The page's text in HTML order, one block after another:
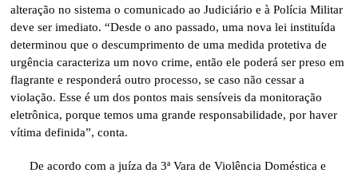
alteração no sistema o comunicado ao Judiciário e à Polícia Militar
deve ser imediato. “Desde o ano passado, uma nova lei instituída
determinou que o descumprimento de uma medida protetiva de
urgência caracteriza um novo crime, então ele poderá ser preso em
flagrante e responderá outro processo, se caso não cessar a
violação. Esse é um dos pontos mais sensíveis da monitoração
eletrônica, porque temos uma grande responsabilidade, por haver
vítima definida”, conta.
De acordo com a juíza da 3ª Vara de Violência Doméstica e